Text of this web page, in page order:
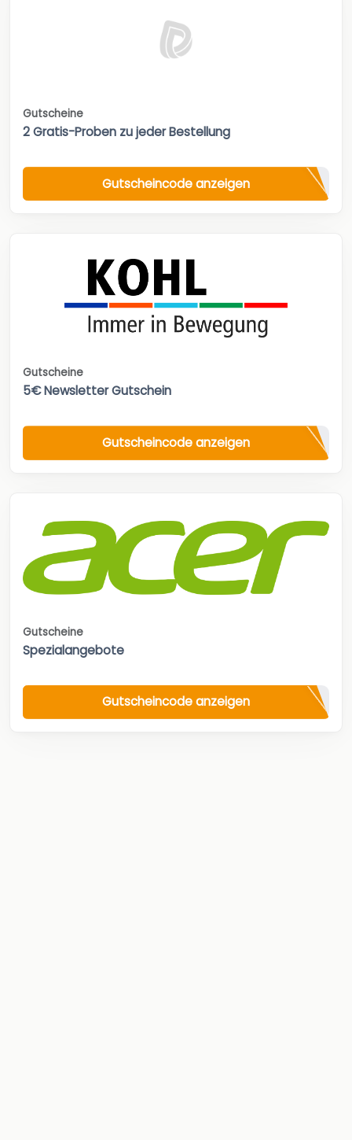
Gutscheine
2 Gratis-Proben zu jeder Bestellung
Gutscheincode anzeigen
Gutscheine
5€ Newsletter Gutschein
Gutscheincode anzeigen
Gutscheine
Spezialangebote
Gutscheincode anzeigen